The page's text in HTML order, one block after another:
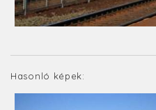
Hasonló képek: